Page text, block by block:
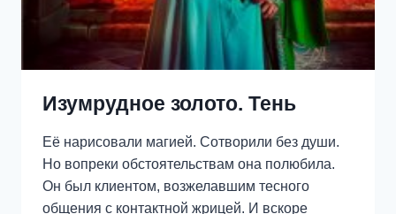
Изумрудное золото. Тень
Её нарисовали магией. Сотворили без души.
Но вопреки обстоятельствам она полюбила.
Он был клиентом, возжелавшим тесного
общения с контактной жрицей. И вскоре